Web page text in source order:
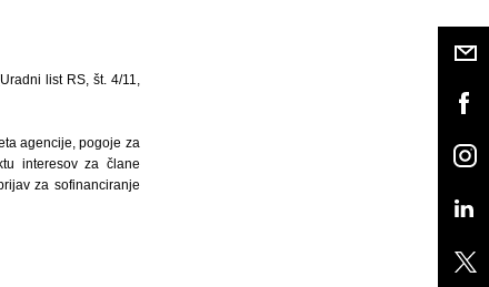
list RS, št. 4/11,
agencije, pogoje za
interesov za člane
za sofinanciranje